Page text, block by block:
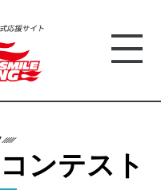
ンテスト